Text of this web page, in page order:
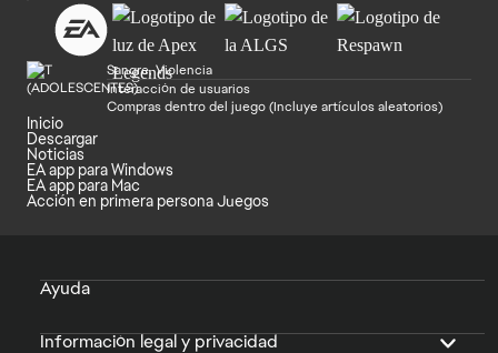
Sangre, Violencia
Interacción de usuarios
Compras dentro del juego (Incluye artículos aleatorios)
Inicio
Descargar
Noticias
EA app para Windows
EA app para Mac
Acción en primera persona Juegos
Ayuda
Información legal y privacidad